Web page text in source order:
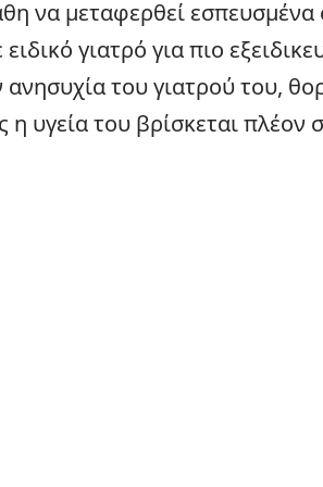
να μεταφερθεί
γιατρό για πιο
του γιατρού του,
υγεία του βρίσκεται πλέον